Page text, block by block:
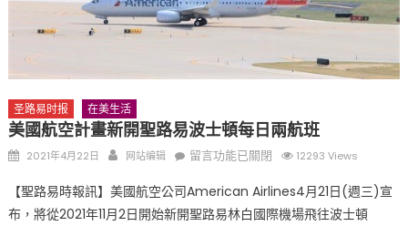
筝声与琴韵交汇：刘励(Li Statler)与钢琴家Darek演绎一场古筝
与钢琴的精彩对话
圣路易时报 在美生活
美國航空計畫新開聖路易波士頓每日兩航班
Posted
2021年4月22日 Author
网站编辑
在
國
航
留言功能已關閉 12293 Views
【聖路易時報訊】美國航空公司American Airlines4月21日(週三)宣
布，將從2021年11月2日開始新開聖路易林白國際機場飛往波士頓